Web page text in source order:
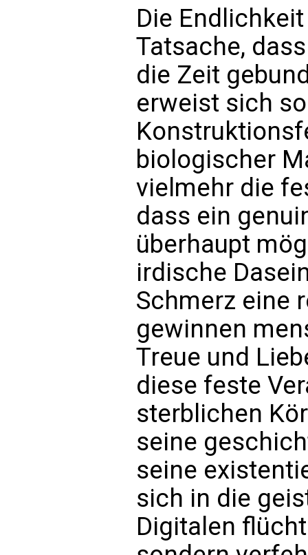
Die
Tatsache,
die Zeit
erweist sich
biologischer
vielmehr die
dass ein
überhaupt
irdische
Schmerz eine
gewinnen
Treue und
diese feste
sterblichen
seine
seine
sich in die
Digitalen